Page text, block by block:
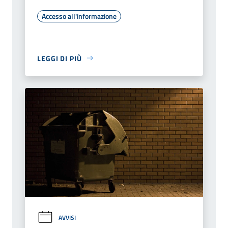
Accesso all'informazione
LEGGI DI PIÙ
AVVISI